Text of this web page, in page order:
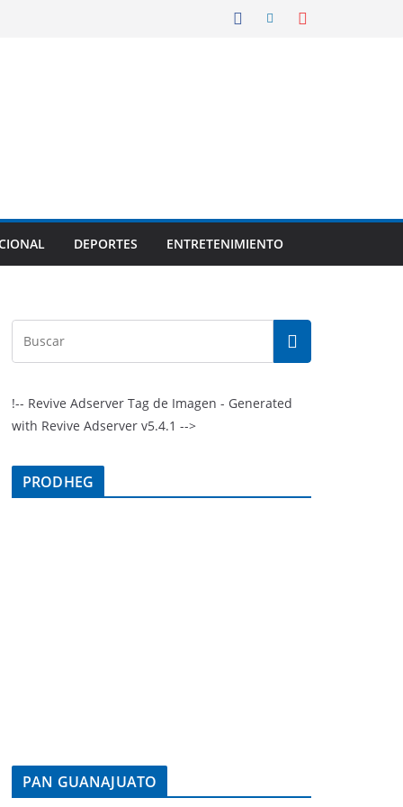
DEPORTES ENTRETENIMIENTO
!-- Revive Adserver Tag de Imagen - Generated
with Revive Adserver v5.4.1 -->
PRODHEG
PAN GUANAJUATO